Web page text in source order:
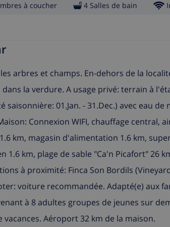
à coucher 4 Salles de bain
arbres et champs. En-dehors de la
la verdure. A usage privé: terrain à
01.Jan. - 31.Dec.) avec eau de
Connexion WIFI, chauffage central,
km, magasin d'alimentation 1.6 km,
1.6 km, plage de sable "Ca'n Picafort" 26
à proximité: Finca Son Bordils
voiture recommandée. Adapté(e) aux
à 8 adultes groupes de jeunes sur
Aéroport 32 km de la maison.